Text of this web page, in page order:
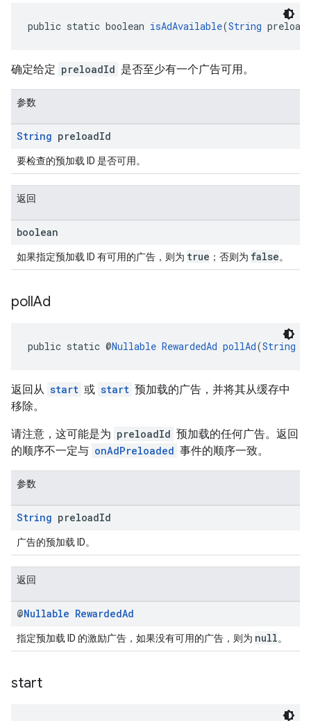
public static boolean isAdAvailable(String
确定给定 preloadId 是否至少有一个广告可用。
参数
String preloadId
要检查的预加载 ID 是否可用。
返回
boolean
如果指定预加载 ID 有可用的广告，则为 true ；否则为 false。
pollAd
public static @Nullable RewardedAd pollAd(String
返回从 start 或 start 预加载的广告，并将其从缓存中
移除。
请注意，这可能是为 preloadId 预加载的任何广告。返回
的顺序不一定与 onAdPreloaded 事件的顺序一致。
参数
String preloadId
广告的预加载 ID。
返回
@Nullable RewardedAd
指定预加载 ID 的激励广告，如果没有可用的广告，则为 null。
start